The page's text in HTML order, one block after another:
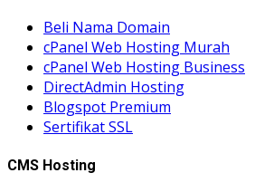
Beli Nama Domain
cPanel Web Hosting Murah
cPanel Web Hosting Business
DirectAdmin Hosting
Blogspot Premium
Sertifikat SSL
CMS Hosting